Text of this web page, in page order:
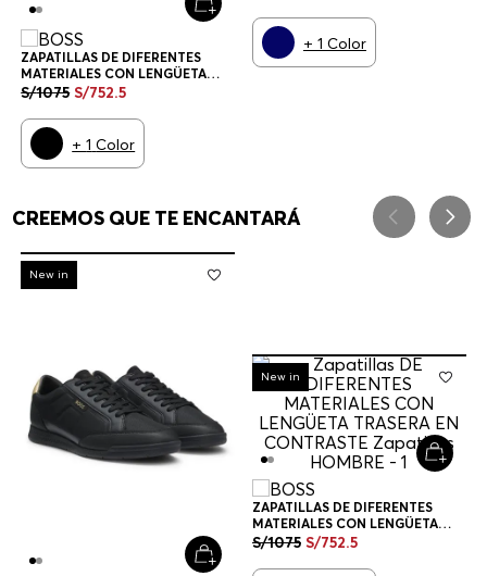
ZAPATILLAS DE DIFERENTES
MATERIALES CON LENGÜETA
TRASERA EN CONTRASTE
S/1075 S/752.5
+1 Color
+ 1 Color
CREEMOS QUE TE ENCANTARÁ
-30%
New in
-30%
New in
ZAPATILLAS DE DIFERENTES
MATERIALES CON LENGÜETA
TRASERA EN CONTRASTE
S/1075 S/752.5